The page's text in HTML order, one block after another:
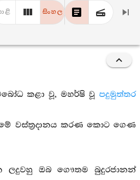
සිංහල
කළා වූ, මහර්ෂි වූ පදුමුත්තර
වස්ත්‍රදානය කරණ කොට ගෙණ
ලදුවහු ඔබ ගෞතම බුදුරජානන්